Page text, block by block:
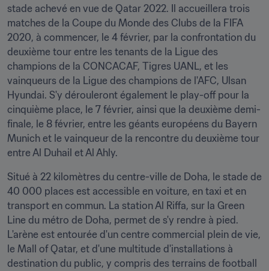
stade achevé en vue de Qatar 2022. Il accueillera trois
matches de la Coupe du Monde des Clubs de la FIFA
2020, à commencer, le 4 février, par la confrontation du
deuxième tour entre les tenants de la Ligue des
champions de la CONCACAF, Tigres UANL, et les
vainqueurs de la Ligue des champions de l'AFC, Ulsan
Hyundai. S'y dérouleront également le play-off pour la
cinquième place, le 7 février, ainsi que la deuxième demi-
finale, le 8 février, entre les géants européens du Bayern
Munich et le vainqueur de la rencontre du deuxième tour
entre Al Duhail et Al Ahly.
Situé à 22 kilomètres du centre-ville de Doha, le stade de
40 000 places est accessible en voiture, en taxi et en
transport en commun. La station Al Riffa, sur la Green
Line du métro de Doha, permet de s'y rendre à pied.
L'arène est entourée d'un centre commercial plein de vie,
le Mall of Qatar, et d'une multitude d'installations à
destination du public, y compris des terrains de football